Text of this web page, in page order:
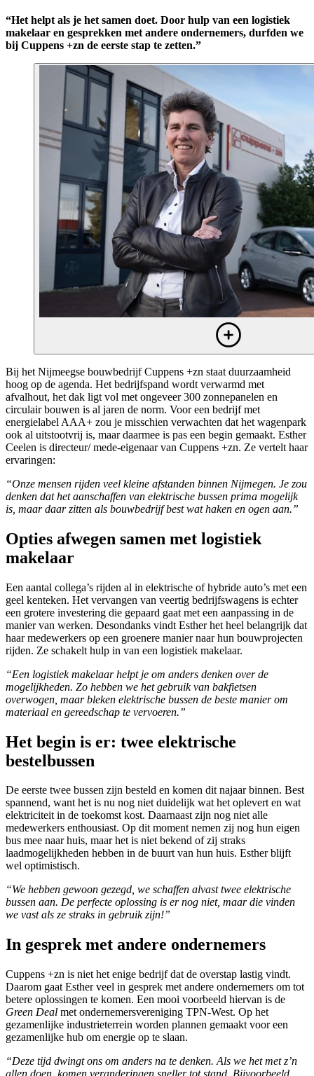
“Het helpt als je het samen doet. Door hulp van een logistiek
makelaar en gesprekken met andere ondernemers, durfden we
bij Cuppens +zn de eerste stap te zetten.”
Bij het Nijmeegse bouwbedrijf Cuppens +zn staat duurzaamheid
hoog op de agenda. Het bedrijfspand wordt verwarmd met
afvalhout, het dak ligt vol met ongeveer 300 zonnepanelen en
circulair bouwen is al jaren de norm. Voor een bedrijf met
energielabel AAA+ zou je misschien verwachten dat het wagenpark
ook al uitstootvrij is, maar daarmee is pas een begin gemaakt. Esther
Ceelen is directeur/ mede-eigenaar van Cuppens +zn. Ze vertelt haar
ervaringen:
“Onze mensen rijden veel kleine afstanden binnen Nijmegen. Je zou
denken dat het aanschaffen van elektrische bussen prima mogelijk
is, maar daar zitten als bouwbedrijf best wat haken en ogen aan.”
Opties afwegen samen met logistiek
makelaar
Een aantal collega’s rijden al in elektrische of hybride auto’s met een
geel kenteken. Het vervangen van veertig bedrijfswagens is echter
een grotere investering die gepaard gaat met een aanpassing in de
manier van werken. Desondanks vindt Esther het heel belangrijk dat
haar medewerkers op een groenere manier naar hun bouwprojecten
rijden. Ze schakelt hulp in van een logistiek makelaar.
“Een logistiek makelaar helpt je om anders denken over de
mogelijkheden. Zo hebben we het gebruik van bakfietsen
overwogen, maar bleken elektrische bussen de beste manier om
materiaal en gereedschap te vervoeren.”
Het begin is er: twee elektrische
bestelbussen
De eerste twee bussen zijn besteld en komen dit najaar binnen. Best
spannend, want het is nu nog niet duidelijk wat het oplevert en wat
elektriciteit in de toekomst kost. Daarnaast zijn nog niet alle
medewerkers enthousiast. Op dit moment nemen zij nog hun eigen
bus mee naar huis, maar het is niet bekend of zij straks
laadmogelijkheden hebben in de buurt van hun huis. Esther blijft
wel optimistisch.
“We hebben gewoon gezegd, we schaffen alvast twee elektrische
bussen aan. De perfecte oplossing is er nog niet, maar die vinden
we vast als ze straks in gebruik zijn!”
In gesprek met andere ondernemers
Cuppens +zn is niet het enige bedrijf dat de overstap lastig vindt.
Daarom gaat Esther veel in gesprek met andere ondernemers om tot
betere oplossingen te komen. Een mooi voorbeeld hiervan is de
Green Deal met ondernemersvereniging TPN-West. Op het
gezamenlijke industrieterrein worden plannen gemaakt voor een
gezamenlijke hub om energie op te slaan.
“Deze tijd dwingt ons om anders na te denken. Als we het met z’n